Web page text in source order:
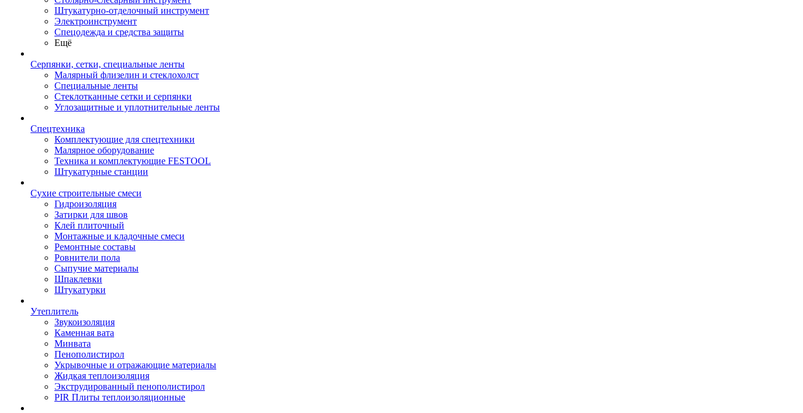
Штукатурно-отделочный инструмент
Электроинструмент
Спецодежда и средства защиты
Ещё
Серпянки, сетки, специальные ленты
Малярный флизелин и стеклохолст
Специальные ленты
Стеклотканные сетки и серпянки
Углозащитные и уплотнительные ленты
Спецтехника
Комплектующие для спецтехники
Малярное оборудование
Техника и комплектующие FESTOOL
Штукатурные станции
Сухие строительные смеси
Гидроизоляция
Затирки для швов
Клей плиточный
Монтажные и кладочные смеси
Ремонтные составы
Ровнители пола
Сыпучие материалы
Шпаклевки
Штукатурки
Утеплитель
Звукоизоляция
Каменная вата
Минвата
Пенополистирол
Укрывочные и отражающие материалы
Жидкая теплоизоляция
Экструдированный пенополистирол
PIR Плиты теплоизоляционные